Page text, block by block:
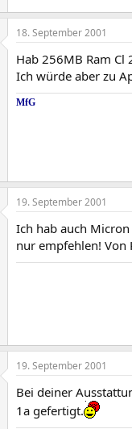
18. September 2001
Hab 256MB Ram Cl
Ich würde aber zu
MfG
19. September 2001
Ich hab auch
nur empfehlen! Von
19. September 2001
Bei deiner
1a gefertigt.